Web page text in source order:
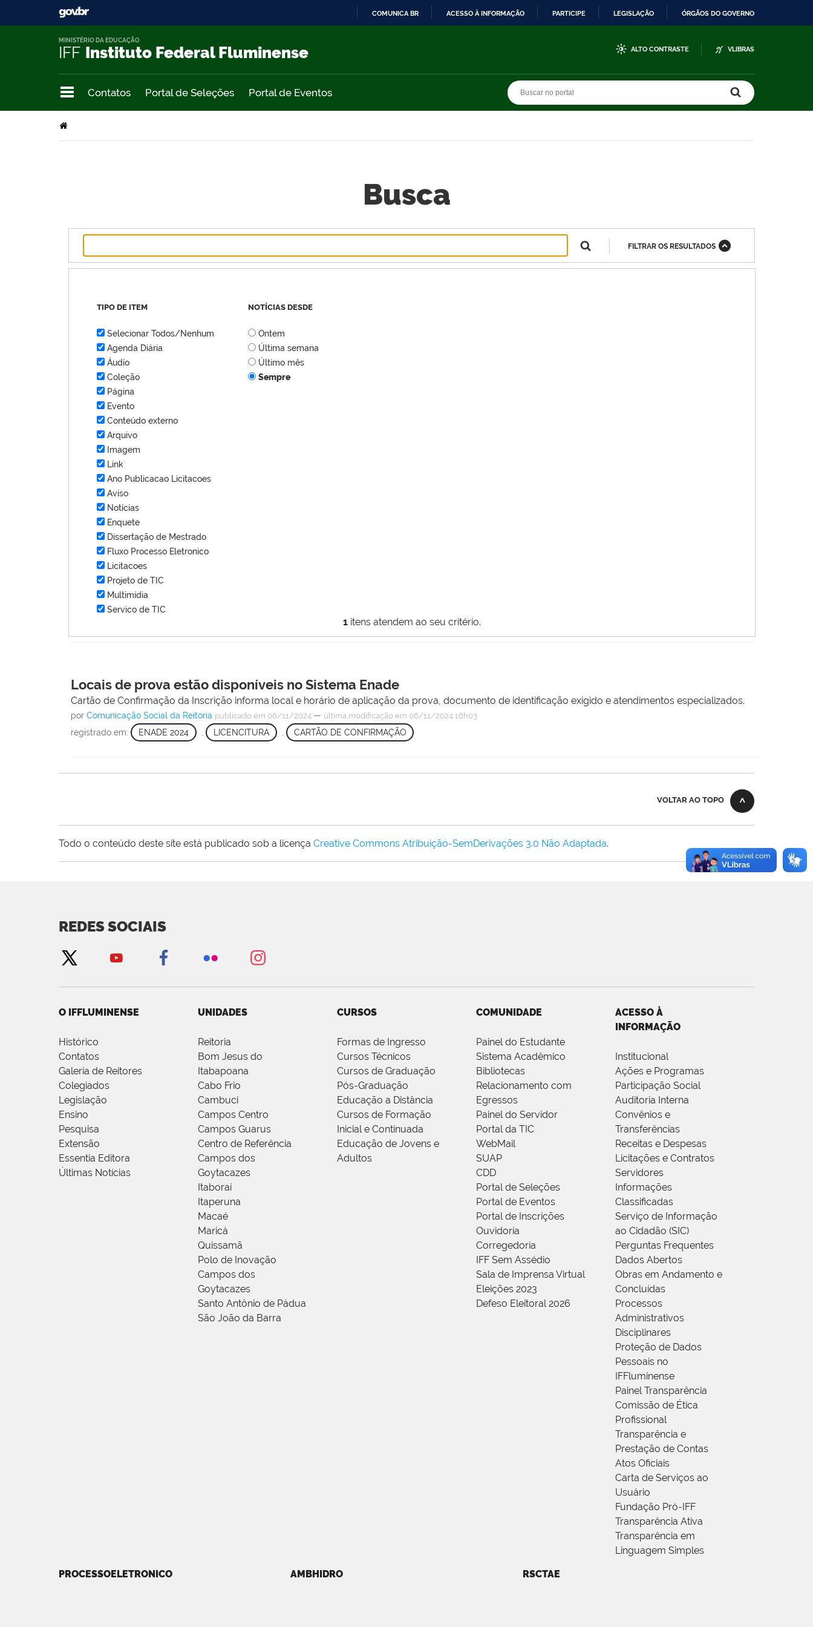
COMUNICA BR ACESSO À INFORMAÇÃO PARTICIPE LEGISLAÇÃO ÓRGÃOS DO GOVERNO
IFF Instituto Federal Fluminense
MINISTÉRIO DA EDUCAÇÃO
ALTO CONTRASTE VLIBRAS
Contatos Portal de Seleções Portal de Eventos
Busca
1 itens atendem ao seu critério.
FILTRAR OS RESULTADOS
TIPO DE ITEM
Selecionar Todos/Nenhum
Agenda Diária
Áudio
Coleção
Página
Evento
Conteúdo externo
Arquivo
Imagem
Link
Ano Publicacao Licitacoes
Aviso
Notícias
Enquete
Dissertação de Mestrado
Fluxo Processo Eletronico
Licitacoes
Projeto de TIC
Multimídia
Servico de TIC
NOTÍCIAS DESDE
Ontem
Última semana
Último mês
Sempre
Locais de prova estão disponíveis no Sistema Enade
Cartão de Confirmação da Inscrição informa local e horário de aplicação da prova, documento de identificação exigido e atendimentos especializados.
porComunicação Social da Reitoria publicado em 06/11/2024 — última modificação em 06/11/2024 16h03
registrado em: ENADE 2024 LICENCITURA CARTÃO DE CONFIRMAÇÃO
VOLTAR AO TOPO
Todo o conteúdo deste site está publicado sob a licença Creative Commons Atribuição-SemDerivações 3.0 Não Adaptada.
REDES SOCIAIS
O IFFLUMINENSE
Histórico
Contatos
Galeria de Reitores
Colegiados
Legislação
Ensino
Pesquisa
Extensão
Essentia Editora
Últimas Notícias
UNIDADES
Reitoria
Bom Jesus do
Itabapoana
Cabo Frio
Cambuci
Campos Centro
Campos Guarus
Centro de Referência
Campos dos
Goytacazes
Itaboraí
Itaperuna
Macaé
Maricá
Quissamã
Polo de Inovação
Campos dos
Goytacazes
Santo Antônio de Pádua
São João da Barra
CURSOS
Formas de Ingresso
Cursos Técnicos
Cursos de Graduação
Pós-Graduação
Educação a Distância
Cursos de Formação
Inicial e Continuada
Educação de Jovens e
Adultos
COMUNIDADE
Painel do Estudante
Sistema Acadêmico
Bibliotecas
Relacionamento com
Egressos
Painel do Servidor
Portal da TIC
WebMail
SUAP
CDD
Portal de Seleções
Portal de Eventos
Portal de Inscrições
Ouvidoria
Corregedoria
IFF Sem Assédio
Sala de Imprensa Virtual
Eleições 2023
Defeso Eleitoral 2026
ACESSO À
INFORMAÇÃO
Institucional
Ações e Programas
Participação Social
Auditoria Interna
Convênios e
Transferências
Receitas e Despesas
Licitações e Contratos
Servidores
Informações
Classificadas
Serviço de Informação
ao Cidadão (SIC)
Perguntas Frequentes
Dados Abertos
Obras em Andamento e
Concluídas
Processos
Administrativos
Disciplinares
Proteção de Dados
Pessoais no
IFFluminense
Painel Transparência
Comissão de Ética
Profissional
Transparência e
Prestação de Contas
Atos Oficiais
Carta de Serviços ao
Usuário
Fundação Pró-IFF
Transparência Ativa
Transparência em
Linguagem Simples
PROCESSOELETRONICO AMBHIDRO RSCTAE